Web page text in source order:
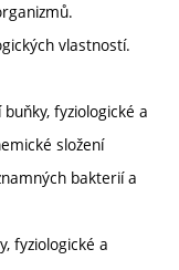
vlastností.
fyziologické a
složení
bakterií a
fyziologické a